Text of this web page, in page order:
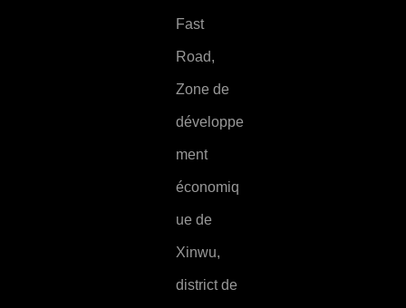
Fast
Road,
Zone de
développe
ment
économiq
ue de
Xinwu,
district de